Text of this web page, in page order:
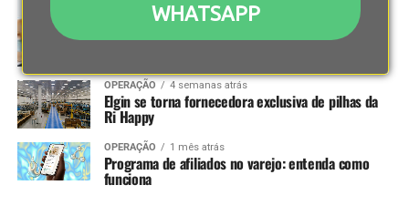
WHATSAPP
Consumidores buscam marcas que apoiam sua
OPERAÇÃO 4 semanas atrás
Elgin se torna fornecedora exclusiva de pilhas da
Ri Happy
OPERAÇÃO 1 mês atrás
Programa de afiliados no varejo: entenda como
funciona